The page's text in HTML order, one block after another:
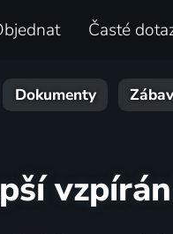
Časté
Dokumenty